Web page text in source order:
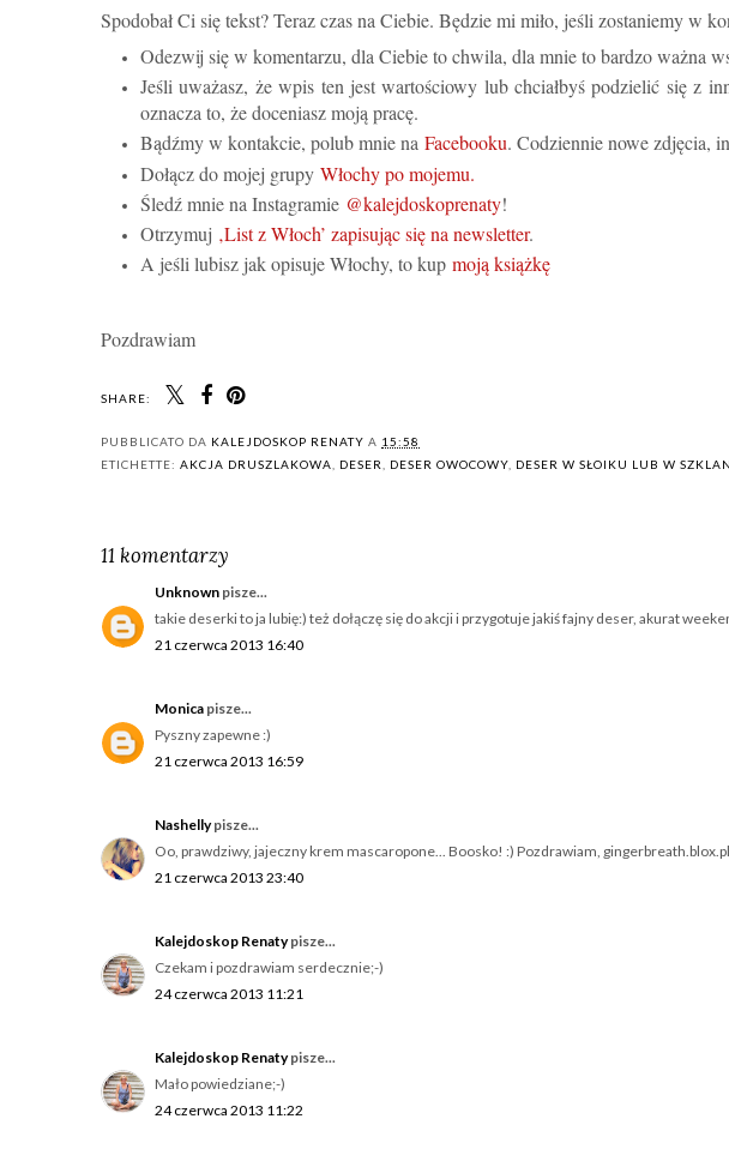
Spodobał Ci się tekst? Teraz czas na Ciebie. Będzie mi miło, jeśli zostaniemy w
Odezwij się w komentarzu, dla Ciebie to chwila, dla mnie to bardzo ważna
Jeśli uważasz, że wpis ten jest wartościowy lub chciałbyś podzielić się z
oznacza to, że doceniasz moją pracę.
Bądźmy w kontakcie, polub mnie na Facebooku. Codziennie nowe zdjęcia,
Dołącz do mojej grupy Włochy po mojemu.
Śledź mnie na Instagramie @kalejdoskoprenaty!
Otrzymuj ‚List z Włoch’ zapisując się na newsletter.
A jeśli lubisz jak opisuje Włochy, to kup moją książkę
Pozdrawiam
SHARE:
PUBBLICATO DA KALEJDOSKOP RENATY A 15:58
ETICHETTE: AKCJA DRUSZLAKOWA DESER DESER OWOCOWY DESER W SŁOIKU LUB W
11 komentarzy
Unknown pisze...
takie deserki to ja lubię:) też dołączę się do akcji i przygotuje jakiś fajny deser, akurat
21 czerwca 2013 16:40
Monica pisze...
Pyszny zapewne :)
21 czerwca 2013 16:59
Nashellypisze...
Oo, prawdziwy, jajeczny krem mascaropone... Boosko! :) Pozdrawiam, gingerbreath.blox.pl
21 czerwca 2013 23:40
Kalejdoskop Renatypisze...
Czekam i pozdrawiam serdecznie;-)
24 czerwca 2013 11:21
Kalejdoskop Renatypisze...
Mało powiedziane;-)
24 czerwca 2013 11:22